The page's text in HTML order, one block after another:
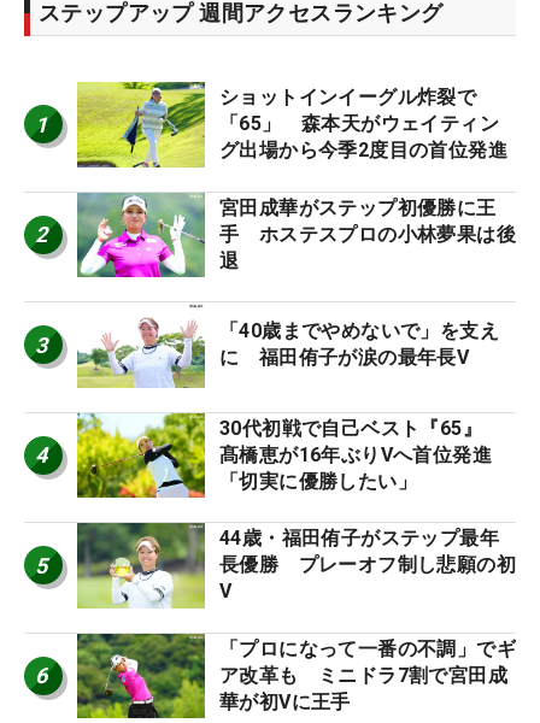
ステップアップ 週間アクセスランキング
1
ショットインイーグル炸裂で
「65」 森本天がウェイティン
グ出場から今季2度目の首位発進
2
宮田成華がステップ初優勝に王
手 ホステスプロの小林夢果は後
退
3
「40歳までやめないで」を支え
に 福田侑子が涙の最年長V
4
30代初戦で自己ベスト『65』
髙橋恵が16年ぶりVへ首位発進
「切実に優勝したい」
5
44歳・福田侑子がステップ最年
長優勝 プレーオフ制し悲願の初
V
6
「プロになって一番の不調」でギ
ア改革も ミニドラ7割で宮田成
華が初Vに王手